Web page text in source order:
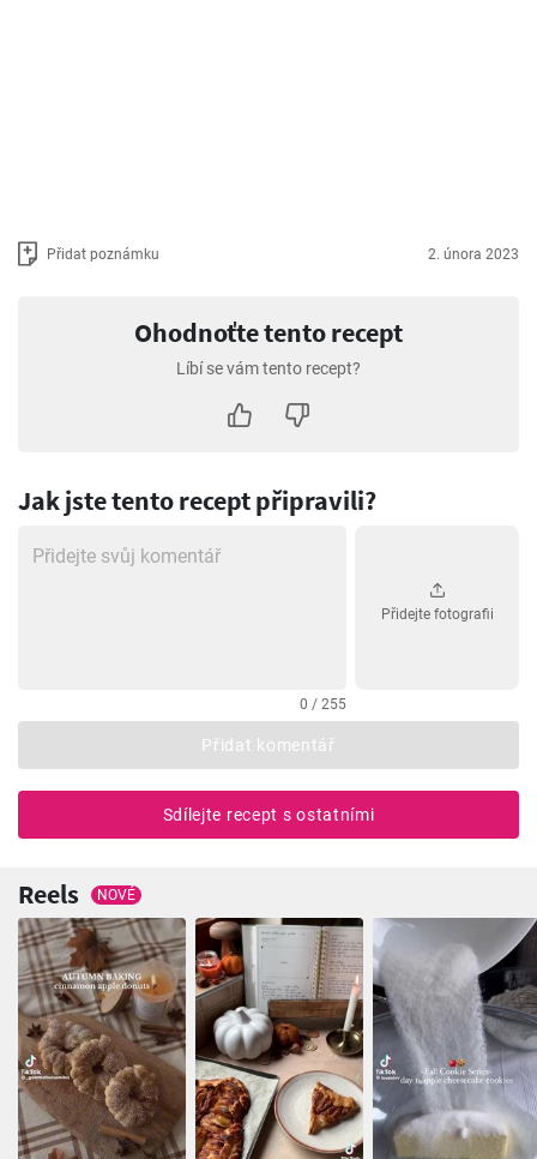
Přidat poznámku 2. února 2023
Ohodnoťte tento recept
Líbí se vám tento recept?
Jak jste tento recept připravili?
0 / 255
Přidejte fotografii
Přidat komentář
Sdílejte recept s ostatními
Reels NOVÉ